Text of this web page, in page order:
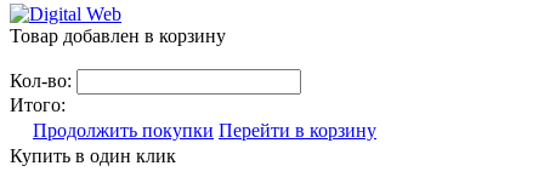
Товар добавлен в корзину
Кол-во:
Итого:
Продолжить покупки Перейти в корзину
Купить в один клик